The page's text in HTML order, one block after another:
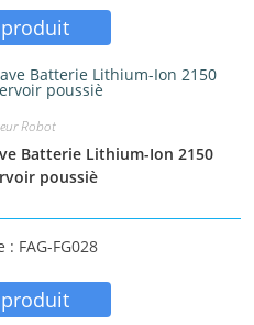
Robot
Batterie Lithium-Ion 2150
poussiè
: FAG-FG028